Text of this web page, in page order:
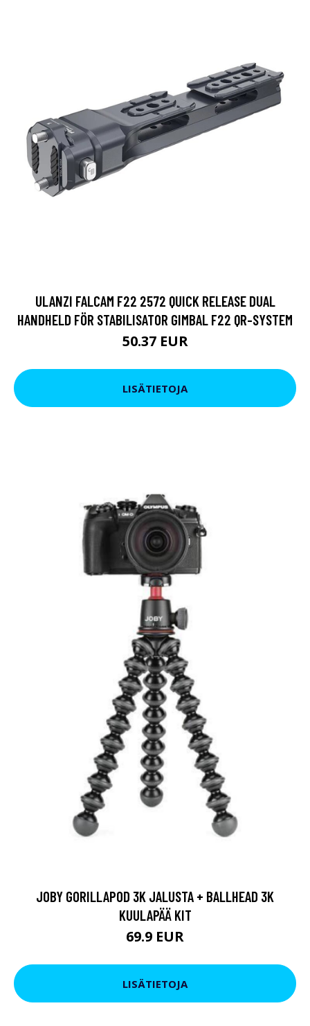
ULANZI FALCAM F22 2572 QUICK RELEASE DUAL
HANDHELD FÖR STABILISATOR GIMBAL F22 QR-SYSTEM
50.37 EUR
LISÄTIETOJA
JOBY GORILLAPOD 3K JALUSTA + BALLHEAD 3K
KUULAPÄÄ KIT
69.9 EUR
LISÄTIETOJA